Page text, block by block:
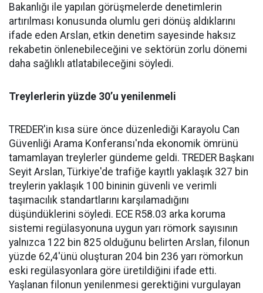
Bakanlığı ile yapılan görüşmelerde denetimlerin
artırılması konusunda olumlu geri dönüş aldıklarını
ifade eden Arslan, etkin denetim sayesinde haksız
rekabetin önlenebileceğini ve sektörün zorlu dönemi
daha sağlıklı atlatabileceğini söyledi.
Treylerlerin yüzde 30’u yenilenmeli
TREDER'in kısa süre önce düzenlediği Karayolu Can
Güvenliği Arama Konferansı'nda ekonomik ömrünü
tamamlayan treylerler gündeme geldi. TREDER Başkanı
Seyit Arslan, Türkiye'de trafiğe kayıtlı yaklaşık 327 bin
treylerin yaklaşık 100 bininin güvenli ve verimli
taşımacılık standartlarını karşılamadığını
düşündüklerini söyledi. ECE R58.03 arka koruma
sistemi regülasyonuna uygun yarı römork sayısının
yalnızca 122 bin 825 olduğunu belirten Arslan, filonun
yüzde 62,4'ünü oluşturan 204 bin 236 yarı römorkun
eski regülasyonlara göre üretildiğini ifade etti.
Yaşlanan filonun yenilenmesi gerektiğini vurgulayan